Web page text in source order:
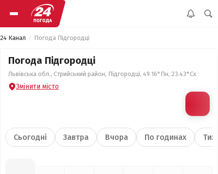
24 Канал Погода Підгородці
Погода Підгородці
Львівська обл., Стрийський район, Підгородці, 49.16°Пн, 23.43°Сх
Змінити місто
Сьогодні Завтра Вчора По годинах